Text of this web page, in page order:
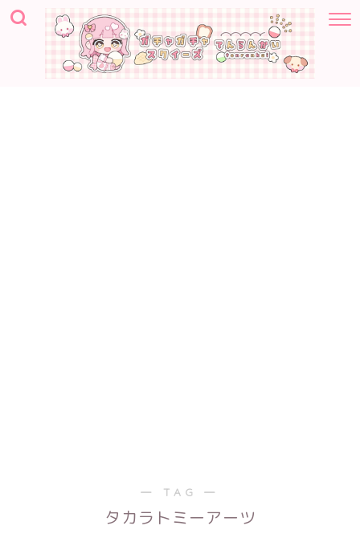
― TAG ―
タカラトミーアーツ